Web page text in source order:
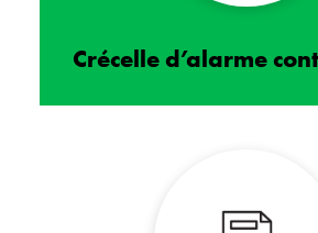
Crécelle d’alarme